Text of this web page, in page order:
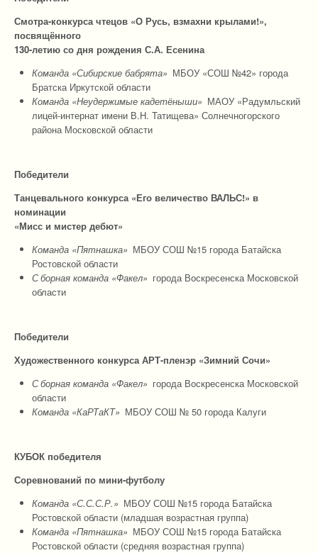
Смотра-конкурса чтецов «О Русь, взмахни крылами!»,
посвящённого
130-летию со дня рождения С.А. Есенина
Команда «Сибирские бабрята» МБОУ «СОШ №42» города
Братска Иркутской области
Команда «Неудержимые кадетёныши» МАОУ «Радумльский
лицей-интернат имени В.Н. Татищева» Солнечногорского
района Московской области
Победители
Танцевального конкурса «Его величество ВАЛЬС!» в
номинации
«Мисс и мистер дебют»
Команда «Пятнашка» МБОУ СОШ №15 города Батайска
Ростовской области
Сборная команда «Факел» города Воскресенска Московской
области
Победители
Художественного конкурса АРТ-пленэр «Зимний Сочи»
Сборная команда «Факел» города Воскресенска Московской
области
Команда «КаРТаКТ» МБОУ СОШ № 50 города Калуги
КУБОК победителя
Соревнований по мини-футболу
Команда «С.С.С.Р.» МБОУ СОШ №15 города Батайска
Ростовской области (младшая возрастная группа)
Команда «Пятнашка» МБОУ СОШ №15 города Батайска
Ростовской области (средняя возрастная группа)